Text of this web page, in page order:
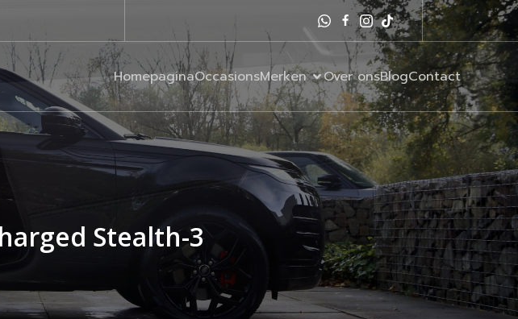
HomepaginaOccasionsMerken Over onsBlogContact
Stealth-3